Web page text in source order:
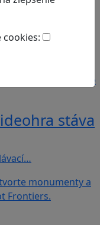
cookies:
v hre „Kto
a len…
stáva